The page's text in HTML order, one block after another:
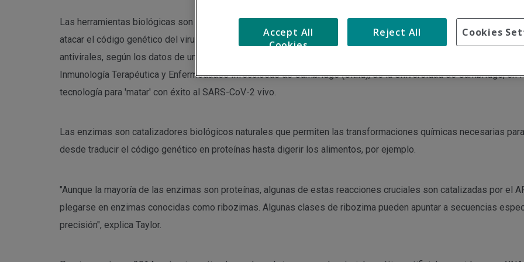
Las herramientas biológicas son algunas de las armas más innovadoras en los intentos por erradicar el SARS-
atacar el código genético del virus y destruirlo, es un novedoso enfoque de biología sintética que podría usarse
antivirales, según los datos de un trabajo en Nature Communication, publicación en la que el equipo investigador,
Inmunología Terapéutica y Enfermedades Infecciosas de Cambridge (Citiid), de la Universidad de Cambridge, en
tecnología para 'matar' con éxito al SARS-CoV-2 vivo.
Las enzimas son catalizadores biológicos naturales que permiten las transformaciones químicas necesarias
desde traducir el código genético en proteínas hasta digerir los alimentos, por ejemplo.
"Aunque la mayoría de las enzimas son proteínas, algunas de estas reacciones cruciales son catalizadas por el
plegarse en enzimas conocidas como ribozimas. Algunas clases de ribozima pueden apuntar a secuencias
precisión", explica Taylor.
Cookies
Reject All
Accept All
Cookies